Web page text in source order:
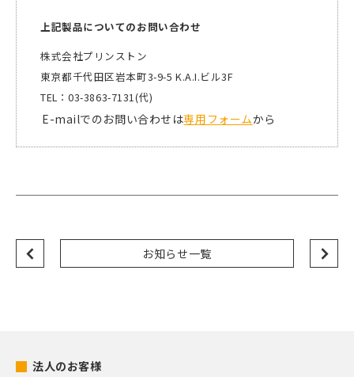
上記製品についてのお問い合わせ
株式会社プリンストン
東京都千代田区岩本町3-9-5 K.A.I.ビル3F
TEL：03-3863-7131(代)
E-mailでのお問い合わせは専用フォームから
お知らせ一覧
法人のお客様